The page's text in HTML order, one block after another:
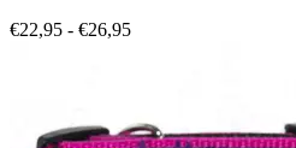
€22,95 - €26,95Prijsklasse: